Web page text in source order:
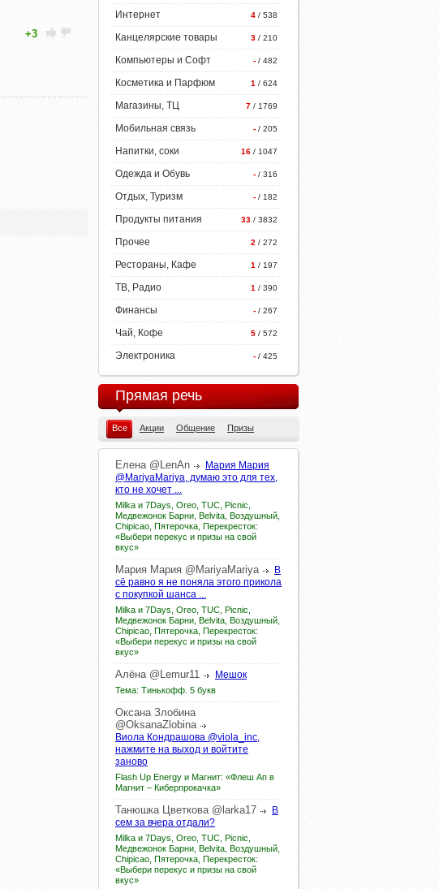
+3
4 / 538
Интернет
3 / 210
Канцелярские товары
- / 482
Компьютеры и Софт
1 / 624
Косметика и Парфюм
7 / 1769
Магазины, ТЦ
- / 205
Мобильная связь
16 / 1047
Напитки, соки
- / 316
Одежда и Обувь
- / 182
Отдых, Туризм
33 / 3832
Продукты питания
2 / 272
Прочее
1 / 197
Рестораны, Кафе
1 / 390
ТВ, Радио
- / 267
Финансы
5 / 572
Чай, Кофе
- / 425
Электроника
Прямая речь
Все Акции Общение Призы
Елена @LenAn
Мария Мария
@MariyaMariya, думаю это для тех,
кто не хочет ...
Milka и 7Days, Oreo, TUC, Picnic,
Медвежонок Барни, Belvita, Воздушный,
Chipicao, Пятерочка, Перекресток:
«Выбери перекус и призы на свой
вкус»
Мария Мария @MariyaMariya
В
сё равно я не поняла этого прикола
с покупкой шанса ...
Milka и 7Days, Oreo, TUC, Picnic,
Медвежонок Барни, Belvita, Воздушный,
Chipicao, Пятерочка, Перекресток:
«Выбери перекус и призы на свой
вкус»
Алёна @Lemur11 Мешок
Тема: Тинькофф. 5 букв
Оксана Злобина
@OksanaZlobina
Виола Кондрашова @viola_inc,
нажмите на выход и войтите
заново
Flash Up Energy и Магнит: «Флеш Ап в
Магнит – Киберпрокачка»
Танюшка Цветкова @larka17
В
сем за вчера отдали?
Milka и 7Days, Oreo, TUC, Picnic,
Медвежонок Барни, Belvita, Воздушный,
Chipicao, Пятерочка, Перекресток:
«Выбери перекус и призы на свой
вкус»